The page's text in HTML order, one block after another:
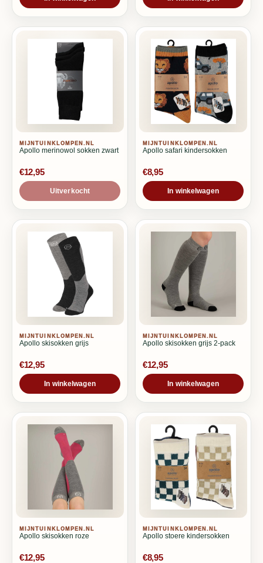
MIJNTUINKLOMPEN.NL
Apollo merinowol sokken zwart
€12,95
Uitverkocht
MIJNTUINKLOMPEN.NL
Apollo safari kindersokken
€8,95
In winkelwagen
MIJNTUINKLOMPEN.NL
Apollo skisokken grijs
€12,95
In winkelwagen
MIJNTUINKLOMPEN.NL
Apollo skisokken grijs 2-pack
€12,95
In winkelwagen
MIJNTUINKLOMPEN.NL
Apollo skisokken roze
€12,95
MIJNTUINKLOMPEN.NL
Apollo stoere kindersokken
€8,95